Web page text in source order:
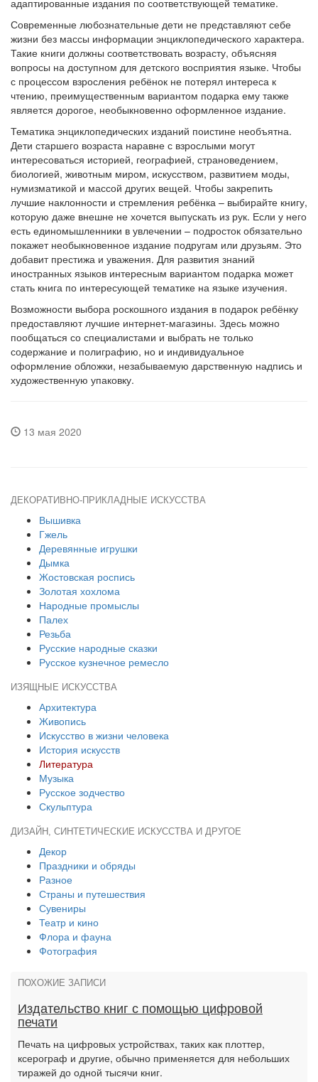
адаптированные издания по соответствующей тематике.
Современные любознательные дети не представляют себе
жизни без массы информации энциклопедического характера.
Такие книги должны соответствовать возрасту, объясняя
вопросы на доступном для детского восприятия языке. Чтобы
с процессом взросления ребёнок не потерял интереса к
чтению, преимущественным вариантом подарка ему также
является дорогое, необыкновенно оформленное издание.
Тематика энциклопедических изданий поистине необъятна.
Дети старшего возраста наравне с взрослыми могут
интересоваться историей, географией, страноведением,
биологией, животным миром, искусством, развитием моды,
нумизматикой и массой других вещей. Чтобы закрепить
лучшие наклонности и стремления ребёнка – выбирайте книгу,
которую даже внешне не хочется выпускать из рук. Если у него
есть единомышленники в увлечении – подросток обязательно
покажет необыкновенное издание подругам или друзьям. Это
добавит престижа и уважения. Для развития знаний
иностранных языков интересным вариантом подарка может
стать книга по интересующей тематике на языке изучения.
Возможности выбора роскошного издания в подарок ребёнку
предоставляют лучшие интернет-магазины. Здесь можно
пообщаться со специалистами и выбрать не только
содержание и полиграфию, но и индивидуальное
оформление обложки, незабываемую дарственную надпись и
художественную упаковку.
13 мая 2020
ДЕКОРАТИВНО-ПРИКЛАДНЫЕ ИСКУССТВА
Вышивка
Гжель
Деревянные игрушки
Дымка
Жостовская роспись
Золотая хохлома
Народные промыслы
Палех
Резьба
Русские народные сказки
Русское кузнечное ремесло
ИЗЯЩНЫЕ ИСКУССТВА
Архитектура
Живопись
Искусство в жизни человека
История искусств
Литература
Музыка
Русское зодчество
Скульптура
ДИЗАЙН, СИНТЕТИЧЕСКИЕ ИСКУССТВА И ДРУГОЕ
Декор
Праздники и обряды
Разное
Страны и путешествия
Сувениры
Театр и кино
Флора и фауна
Фотография
ПОХОЖИЕ ЗАПИСИ
Издательство книг с помощью цифровой
печати
Печать на цифровых устройствах, таких как плоттер,
ксерограф и другие, обычно применяется для небольших
тиражей до одной тысячи книг.